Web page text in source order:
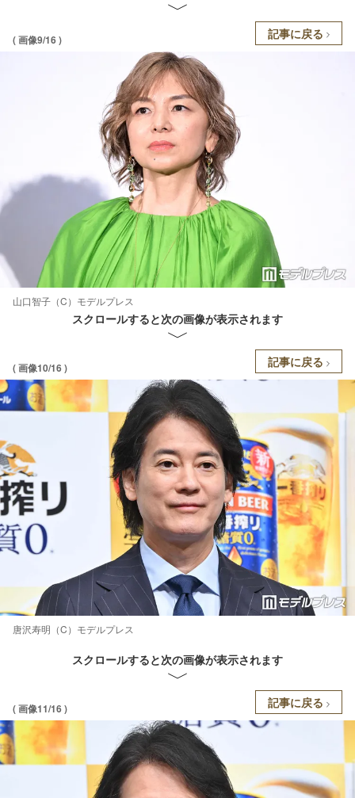
( 画像9/16 ) 記事に戻る
山口智子（C）モデルプレス
スクロールすると次の画像が表示されます
( 画像10/16 ) 記事に戻る
唐沢寿明（C）モデルプレス
スクロールすると次の画像が表示されます
( 画像11/16 ) 記事に戻る